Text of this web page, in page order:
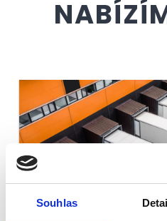
Souhlas